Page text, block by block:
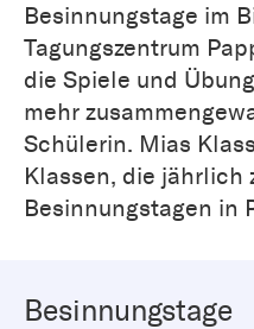
Besinnungstage im
Tagungszentrum
die Spiele und
mehr
Schülerin. Mias
Klassen, die jährlich
Besinnungstagen in
Besinnungstage